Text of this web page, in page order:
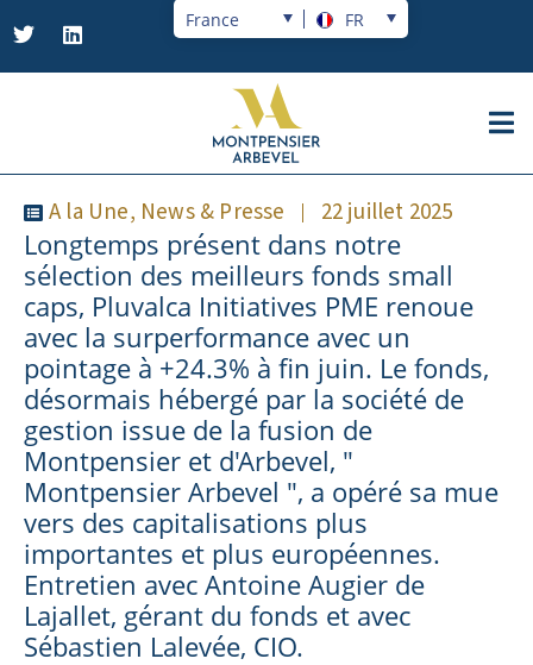
France FR
A la Une, News & Presse 22 juillet 2025
Longtemps présent dans notre
sélection des meilleurs fonds small
caps, Pluvalca Initiatives PME renoue
avec la surperformance avec un
pointage à +24.3% à fin juin. Le fonds,
désormais hébergé par la société de
gestion issue de la fusion de
Montpensier et d'Arbevel, "
Montpensier Arbevel ", a opéré sa mue
vers des capitalisations plus
importantes et plus européennes.
Entretien avec Antoine Augier de
Lajallet, gérant du fonds et avec
Sébastien Lalevée, CIO.